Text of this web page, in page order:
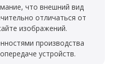
что внешний вид
отличаться от
изображений.
производства
устройств.